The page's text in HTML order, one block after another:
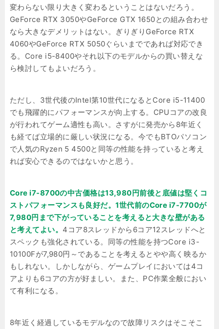
変わらない限り大きく変わるということはないだろう。
GeForce RTX 3050やGeForce GTX 1650との組み合わせ
なら大きなデメリットはない。ぎりぎりGeForce RTX
4060やGeForce RTX 5050ぐらいまでであれば対応でき
る。Core i5-8400やそれ以下のモデルからの買い替えな
ら検討してもよいだろう。
ただし、3世代後のIntel第10世代になるとCore i5-11400
でも飛躍的にパフォーマンスが向上する。CPUコアの改良
が行われてゲーム適性も高い。さすがに発売から8年近く
も経てば立場的に厳しい状況になる。今でもBTOパソコン
で人気のRyzen 5 4500と同等の性能を持っていると考え
れば安心できるのではないかと思う。
Core i7-8700の中古価格は13,980円前後と底値は堅くコ
ストパフォーマンスも良好だ。1世代前のCore i7-7700が
7,980円まで下がっていることを考えると大きな壁がある
と考えてよい。 4コア8スレッドから6コア12スレッドへと
スペックも強化されている。同等の性能を持つCore i3-
10100Fが7,980円～であることを考えるとやや高く映るか
もしれない。しかしながら、ゲームプレイにおいては4コ
アよりも6コアの方が好ましい。また、PC作業全般におい
て有利になる。
8年近く経過しているモデルなので故障リスクはそこそこ